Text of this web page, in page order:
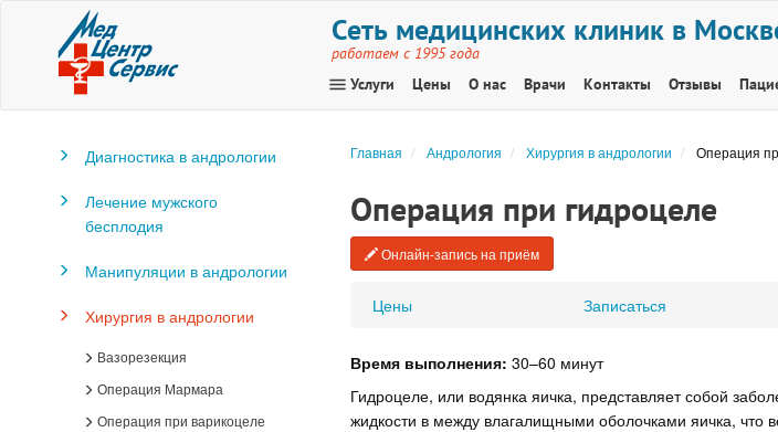
Сеть медицинских клиник в
работаем с 1995 года
menu Услуги Цены О нас Врачи Контакты Отзывы
Главная Андрология Хирургия в андрологии Операция
Операция при гидроцеле
Онлайн-запись на приём
Цены Записаться
Время выполнения: 30–60 минут
Гидроцеле, или водянка яичка, представляет собой
жидкости в между влагалищными оболочками яичка, что
Диагностика в андрологии
Лечение мужского
бесплодия
Манипуляции в андрологии
Хирургия в андрологии
Вазорезекция
Операция Мармара
Операция при варикоцеле